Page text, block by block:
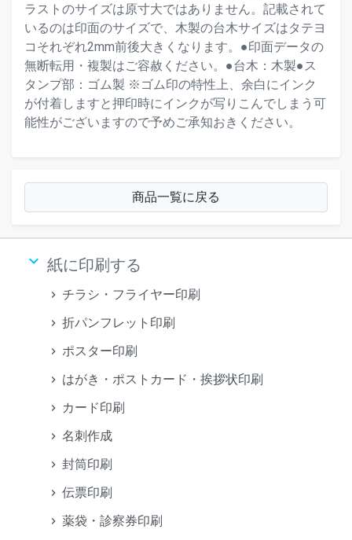
ラストのサイズは原寸大ではありません。記載されて
いるのは印面のサイズで、木製の台木サイズはタテヨ
コそれぞれ2mm前後大きくなります。●印面データの
無断転用・複製はご容赦ください。●台木：木製●ス
タンプ部：ゴム製 ※ゴム印の特性上、余白にインク
が付着しますと押印時にインクが写りこんでしまう可
能性がございますので予めご承知おきください。
商品一覧に戻る
keyboard_arrow_down 紙に印刷する
チラシ・フライヤー印刷
折パンフレット印刷
ポスター印刷
はがき・ポストカード・挨拶状印刷
カード印刷
名刺作成
封筒印刷
伝票印刷
薬袋・診察券印刷